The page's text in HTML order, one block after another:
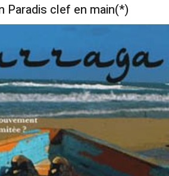
Paradis clef en main(*)